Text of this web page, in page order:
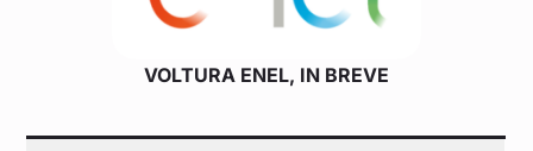
VOLTURA ENEL, IN BREVE